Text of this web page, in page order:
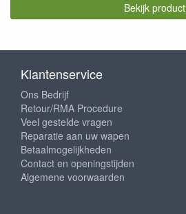
Bekijk product
Klantenservice
Ons Bedrijf
Retour/RMA Procedure
Veel gestelde vragen
Reparatie aan uw wapen
Betaalmogelijkheden
Contact en openingstijden
Algemene voorwaarden